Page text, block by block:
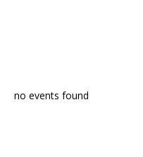
no events found